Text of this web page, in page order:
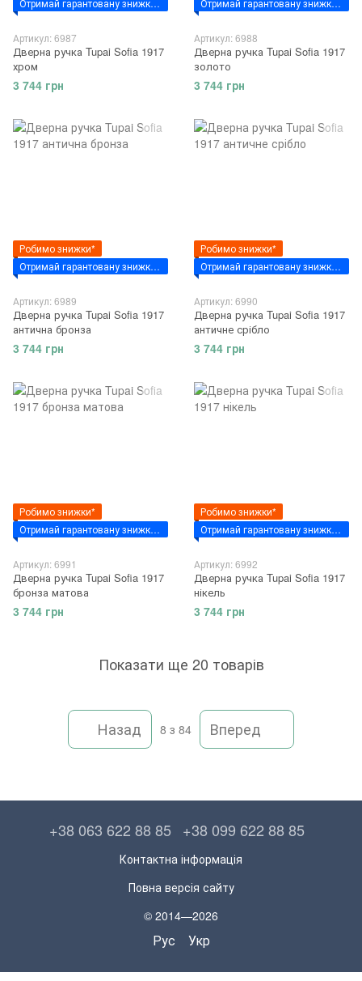
Артикул: 6987
Дверна ручка Tupai Sofia 1917
хром
3 744 грн
Артикул: 6988
Дверна ручка Tupai Sofia 1917
золото
3 744 грн
Робимо знижки*
Отримай гарантовану знижку за промокодом - "VSIM7"
Артикул: 6989
Дверна ручка Tupai Sofia 1917
антична бронза
3 744 грн
Робимо знижки*
Отримай гарантовану знижку за промокодом - "VSIM7"
Артикул: 6990
Дверна ручка Tupai Sofia 1917
античне срібло
3 744 грн
Робимо знижки*
Отримай гарантовану знижку за промокодом - "VSIM7"
Артикул: 6991
Дверна ручка Tupai Sofia 1917
бронза матова
3 744 грн
Робимо знижки*
Отримай гарантовану знижку за промокодом - "VSIM7"
Артикул: 6992
Дверна ручка Tupai Sofia 1917
нікель
3 744 грн
Показати ще 20 товарів
Назад 8 з 84 Вперед
+38 063 622 88 85 +38 099 622 88 85
Контактна інформація
Повна версія сайту
© 2014—2026
Рус Укр